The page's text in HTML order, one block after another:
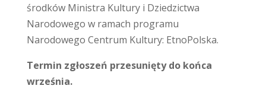
środków Ministra Kultury i Dziedzictwa
Narodowego w ramach programu
Narodowego Centrum Kultury: EtnoPolska.
Termin zgłoszeń przesunięty do końca
września.